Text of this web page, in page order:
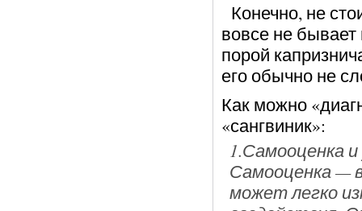
Конечно, не
вовсе не
порой
его обычно не
Как можно
«сангвиник»:
1.Самооценка
Самооценка —
может легко